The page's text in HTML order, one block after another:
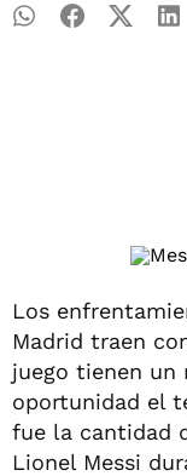
Los
Madrid traen
juego tienen un
oportunidad el
fue la cantidad
Lionel Messi